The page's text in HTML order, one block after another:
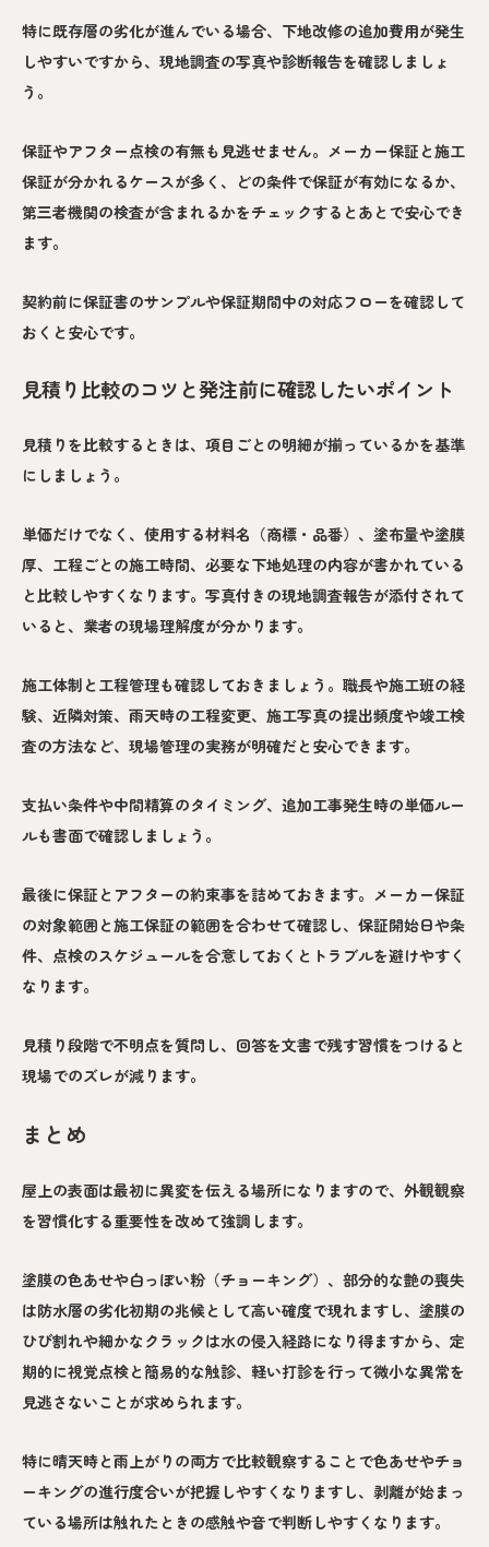
特に既存層の劣化が進んでいる場合、下地改修の追加費用が発生
しやすいですから、現地調査の写真や診断報告を確認しましょ
う。
保証やアフター点検の有無も見逃せません。メーカー保証と施工
保証が分かれるケースが多く、どの条件で保証が有効になるか、
第三者機関の検査が含まれるかをチェックするとあとで安心でき
ます。
契約前に保証書のサンプルや保証期間中の対応フローを確認して
おくと安心です。
見積り比較のコツと発注前に確認したいポイント
見積りを比較するときは、項目ごとの明細が揃っているかを基準
にしましょう。
単価だけでなく、使用する材料名（商標・品番）、塗布量や塗膜
厚、工程ごとの施工時間、必要な下地処理の内容が書かれている
と比較しやすくなります。写真付きの現地調査報告が添付されて
いると、業者の現場理解度が分かります。
施工体制と工程管理も確認しておきましょう。職長や施工班の経
験、近隣対策、雨天時の工程変更、施工写真の提出頻度や竣工検
査の方法など、現場管理の実務が明確だと安心できます。
支払い条件や中間精算のタイミング、追加工事発生時の単価ルー
ルも書面で確認しましょう。
最後に保証とアフターの約束事を詰めておきます。メーカー保証
の対象範囲と施工保証の範囲を合わせて確認し、保証開始日や条
件、点検のスケジュールを合意しておくとトラブルを避けやすく
なります。
見積り段階で不明点を質問し、回答を文書で残す習慣をつけると
現場でのズレが減ります。
まとめ
屋上の表面は最初に異変を伝える場所になりますので、外観観察
を習慣化する重要性を改めて強調します。
塗膜の色あせや白っぽい粉（チョーキング）、部分的な艶の喪失
は防水層の劣化初期の兆候として高い確度で現れますし、塗膜の
ひび割れや細かなクラックは水の侵入経路になり得ますから、定
期的に視覚点検と簡易的な触診、軽い打診を行って微小な異常を
見逃さないことが求められます。
特に晴天時と雨上がりの両方で比較観察することで色あせやチョ
ーキングの進行度合いが把握しやすくなりますし、剥離が始まっ
ている場所は触れたときの感触や音で判断しやすくなります。